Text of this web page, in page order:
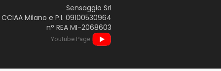
Sensaggio Srl
CCIAA Milano e P.I. 09100530964
n° REA MI-2068603
Youtube Page